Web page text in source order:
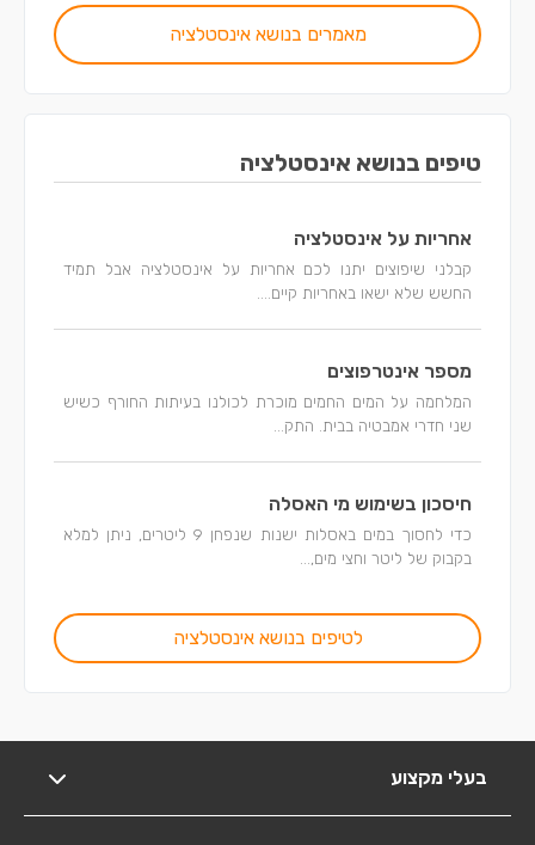
מאמרים בנושא אינסטלציה
טיפים בנושא אינסטלציה
אחריות על אינסטלציה
קבלני שיפוצים יתנו לכם אחריות על אינסטלציה אבל תמיד
החשש שלא ישאו באחריות קיים....
מספר אינטרפוצים
המלחמה על המים החמים מוכרת לכולנו בעיתות החורף כשיש
שני חדרי אמבטיה בבית. התק...
חיסכון בשימוש מי האסלה
כדי לחסוך במים באסלות ישנות שנפחן 9 ליטרים, ניתן למלא
בקבוק של ליטר וחצי מים,...
לטיפים בנושא אינסטלציה
בעלי מקצוע